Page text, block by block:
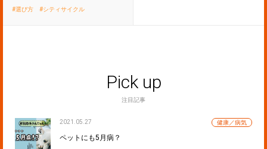
選び方 シティサイクル
Pick up
注目記事
2021.05.27 健康／病気
ペットにも5月病？